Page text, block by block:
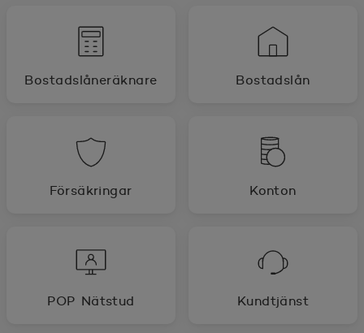
Bostadslåneräknare Bostadslån
Försäkringar Konton
POP Nätstud Kundtjänst